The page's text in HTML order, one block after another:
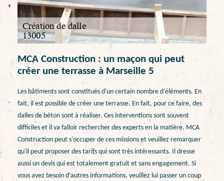
MCA Construction : un maçon qui peut
créer une terrasse à Marseille 5
Les bâtiments sont constitués d'un certain nombre d'éléments. En
fait, il est possible de créer une terrasse. En fait, pour ce faire, des
dalles de béton sont à réaliser. Ces interventions sont souvent
difficiles et il va falloir rechercher des experts en la matière. MCA
Construction peut s'occuper de ces missions et veuillez remarquer
qu'il peut proposer des tarifs qui sont très intéressants. Il dresse
aussi un devis qui est totalement gratuit et sans engagement. Si
vous avez besoin d'autres informations, veuillez lui passer un coup